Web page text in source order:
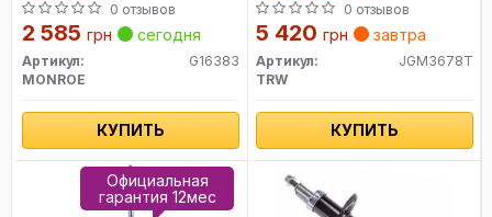
0 отзывов
2 585 грн сегодня
Артикул:
G16383
MONROE
КУПИТЬ
0 отзывов
5 420 грн завтра
Артикул:
JGM3678T
TRW
КУПИТЬ
Официальная
гарантия 12мес